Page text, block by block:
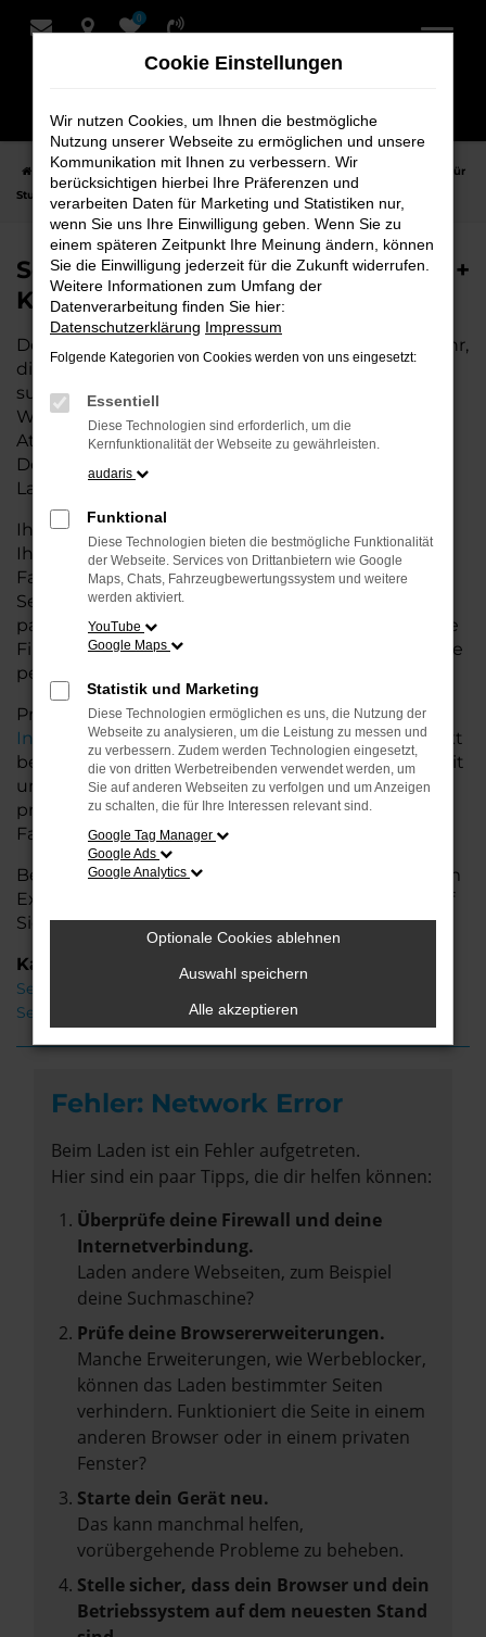
Zum
0
Startseite Stuhr Seat
Seat Ateca Fahrzeuge bei Schmidt + Koch für
Stuhr
Seat Ateca Fahrzeuge bei Schmidt +
Koch für Stuhr
Der Seat Ateca ist die perfekte Wahl für alle in Stuhr,
die ein zuverlässiges und modernes Fahrzeug
suchen. Ob für den täglichen Arbeitsweg,
Wochenendausflüge oder lange Reisen, der Seat
Ateca bietet Komfort, Effizienz und modernes
Design, das sowohl in der Stadt als auch auf dem
Land glänzt.
Ihr Seat Autohaus in der Nähe von Stuhr bietet
Ihnen neben einer breiten Auswahl an Seat
Fahrzeugen auch umfassende Beratung und
Service. Wir unterstützen Sie bei der Auswahl des
passenden Modells und bieten maßgeschneiderte
Finanzierungslösungen sowie Leasingoptionen, die
perfekt zu Ihrem Budget und Bedarf passen.
Profitieren Sie von zusätzlichen Services wie
Inzahlungnahme,Wartung und Reparaturendirekt
bei Ihrem Seat Autohaus in der Nähe von Stuhr. Mit
unserer großen Auswahl an Fahrzeugen und der
professionellen Beratung finden Sie bei uns das
Fahrzeug, das Ihre Ansprüche erfüllt.
Besuchen Sie uns und lassen Sie sich von unserem
Expertenteam beraten – der Seat Ateca wartet auf
Sie!
Kategorie
Seat Ateca Stuhr
Seat Ateca Gebrauchtwagen Stuhr
Fehler: Network Error
Beim Laden ist ein Fehler aufgetreten.
Hier sind ein paar Tipps, die dir helfen können:
Überprüfe deine Firewall und deine
Internetverbindung.
Laden andere Webseiten, zum Beispiel
deine Suchmaschine?
Prüfe deine Browsererweiterungen.
Manche Erweiterungen, wie Werbeblocker,
können das Laden bestimmter Seiten
verhindern. Funktioniert die Seite in einem
anderen Browser oder in einem privaten
Fenster?
Starte dein Gerät neu.
Das kann manchmal helfen,
vorübergehende Probleme zu beheben.
Stelle sicher, dass dein Browser und dein
Betriebssystem auf dem neuesten Stand
Cookie Einstellungen
Wir nutzen Cookies, um Ihnen die bestmögliche
Nutzung unserer Webseite zu ermöglichen und unsere
Kommunikation mit Ihnen zu verbessern. Wir
berücksichtigen hierbei Ihre Präferenzen und
verarbeiten Daten für Marketing und Statistiken nur,
wenn Sie uns Ihre Einwilligung geben. Wenn Sie zu
einem späteren Zeitpunkt Ihre Meinung ändern, können
Sie die Einwilligung jederzeit für die Zukunft widerrufen.
Weitere Informationen zum Umfang der
Datenverarbeitung finden Sie hier:
Datenschutzerklärung Impressum
Folgende Kategorien von Cookies werden von uns eingesetzt:
Essentiell
Diese Technologien sind erforderlich, um die
Kernfunktionalität der Webseite zu gewährleisten.
audaris
Funktional
Diese Technologien bieten die bestmögliche Funktionalität
der Webseite. Services von Drittanbietern wie Google
Maps, Chats, Fahrzeugbewertungssystem und weitere
werden aktiviert.
YouTube
Google Maps
Statistik und Marketing
Diese Technologien ermöglichen es uns, die Nutzung der
Webseite zu analysieren, um die Leistung zu messen und
zu verbessern. Zudem werden Technologien eingesetzt,
die von dritten Werbetreibenden verwendet werden, um
Sie auf anderen Webseiten zu verfolgen und um Anzeigen
zu schalten, die für Ihre Interessen relevant sind.
Google Tag Manager
Google Ads
Google Analytics
Optionale Cookies ablehnen
Auswahl speichern
Alle akzeptieren